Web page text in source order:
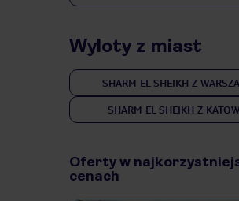
Wyloty z miast
SHARM EL SHEIKH Z
SHARM EL SHEIKH Z
Oferty w
cenach